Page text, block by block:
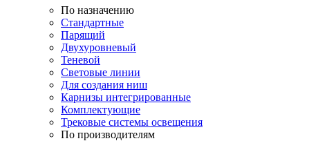
По назначению
Стандартные
Парящий
Двухуровневый
Теневой
Световые линии
Для создания ниш
Карнизы интегрированные
Комплектующие
Трековые системы освещения
По производителям